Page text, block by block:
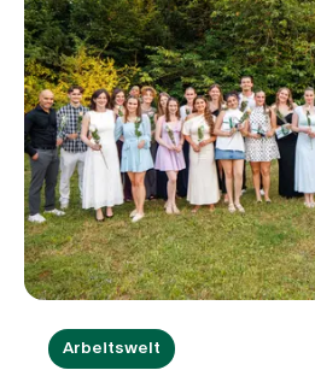
Arbeitswelt